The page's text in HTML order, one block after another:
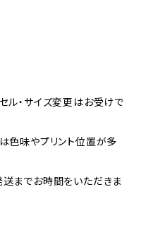
ル・サイズ変更はお受けで
色味やプリント位置が多
までお時間をいただきま